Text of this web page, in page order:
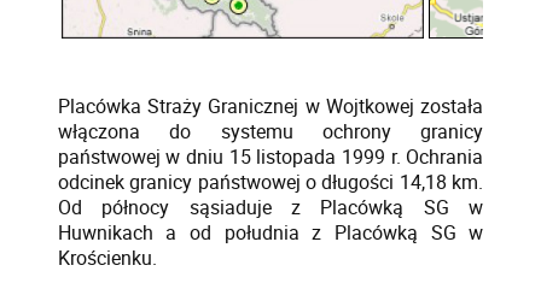
Placówka Straży Granicznej w Wojtkowej została
włączona do systemu ochrony granicy
państwowej w dniu 15 listopada 1999 r. Ochrania
odcinek granicy państwowej o długości 14,18 km.
Od północy sąsiaduje z Placówką SG w
Huwnikach a od południa z Placówką SG w
Krościenku.